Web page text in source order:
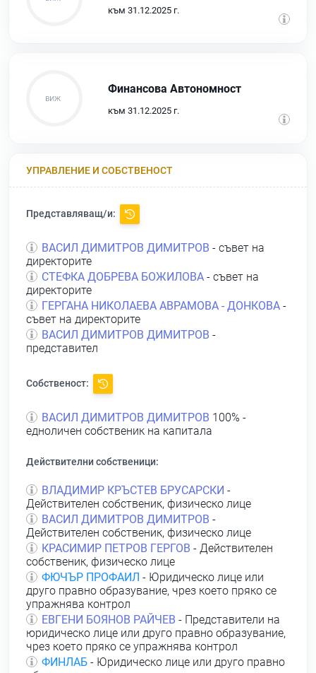
към 31.12.2025 г.
Финансова Автономност
към 31.12.2025 г.
УПРАВЛЕНИЕ И СОБСТВЕНОСТ
Представляващ/и:
ВАСИЛ ДИМИТРОВ ДИМИТРОВ - съвет на
директорите
СТЕФКА ДОБРЕВА БОЖИЛОВА - съвет на
директорите
ГЕРГАНА НИКОЛАЕВА АВРАМОВА - ДОНКОВА -
съвет на директорите
ВАСИЛ ДИМИТРОВ ДИМИТРОВ -
представител
Собственост:
ВАСИЛ ДИМИТРОВ ДИМИТРОВ 100% -
едноличен собственик на капитала
Действителни собственици:
ВЛАДИМИР КРЪСТЕВ БРУСАРСКИ -
Действителен собственик, физическо лице
ВАСИЛ ДИМИТРОВ ДИМИТРОВ -
Действителен собственик, физическо лице
КРАСИМИР ПЕТРОВ ГЕРГОВ - Действителен
собственик, физическо лице
ФЮЧЪР ПРОФАИЛ - Юридическо лице или
друго правно образувание, чрез което пряко се
упражнява контрол
ЕВГЕНИ БОЯНОВ РАЙЧЕВ - Представители на
юридическо лице или друго правно образувание,
чрез което пряко се упражнява контрол
ФИНЛАБ - Юридическо лице или друго правно